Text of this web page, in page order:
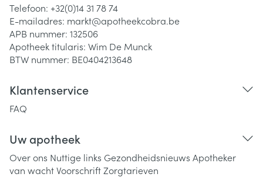
Telefoon: +32(0)14 31 78 74
E-mailadres: markt@apotheekcobra.be
APB nummer: 132506
Apotheek titularis: Wim De Munck
BTW nummer: BE0404213648
Klantenservice
FAQ
Uw apotheek
Over ons Nuttige links Gezondheidsnieuws Apotheker
van wachtVoorschriftZorgtarieven